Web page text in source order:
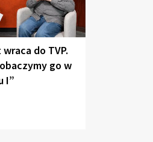
do TVP.
go w
I”